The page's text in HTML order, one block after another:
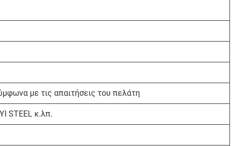
με τις απαιτήσεις του πελάτη
STEEL κ.λπ.